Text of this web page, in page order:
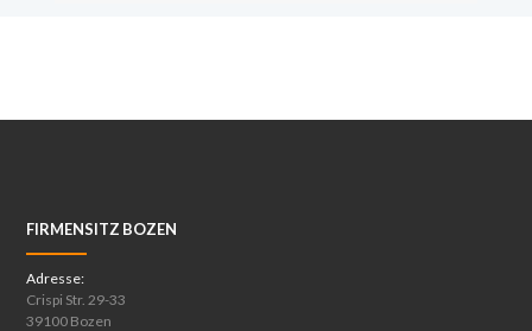
FIRMENSITZ BOZEN
Adresse:
Crispi Str. 29-33
39100 Bozen